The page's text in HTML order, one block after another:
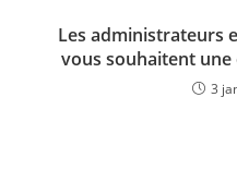
Les administrateurs
vous souhaitent une
3